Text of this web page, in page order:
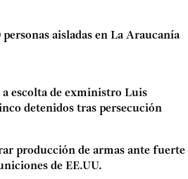
aisladas en La Araucanía
escolta de exministro Luis
detenidos tras persecución
producción de armas ante fuerte
de EE.UU.